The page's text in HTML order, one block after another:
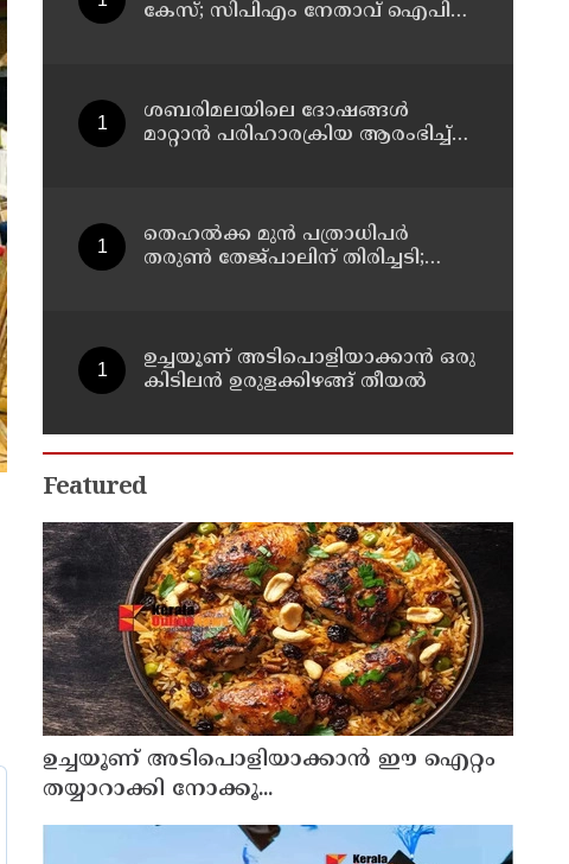
വകുപ്പ്
കേസ്; സിപിഎം നേതാവ് ഐപി
ശബരിമലയിലെ ദോഷങ്ങൾ
മാറ്റാൻ പരിഹാരക്രിയ ആരംഭിച്ച്
തെഹല്‍ക്ക മുന്‍ പത്രാധിപര്‍
തരുൺ തേജ്പാലിന് തിരിച്ചടി;
ഉച്ചയൂണ് അടിപൊളിയാക്കാൻ ഒരു
കിടിലൻ ഉരുളക്കിഴങ്ങ് തീയൽ
Featured
ഉച്ചയൂണ് അടിപൊളിയാക്കാൻ ഈ ഐറ്റം
തയ്യാറാക്കി നോക്കൂ...